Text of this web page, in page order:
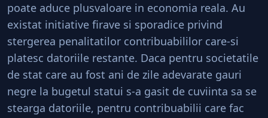
poate aduce plusvaloare in economia reala. Au
existat initiative firave si sporadice privind
stergerea penalitatilor contribuabililor care-si
platesc datoriile restante. Daca pentru societatile
de stat care au fost ani de zile adevarate gauri
negre la bugetul statui s-a gasit de cuviinta sa se
stearga datoriile, pentru contribuabilii care fac